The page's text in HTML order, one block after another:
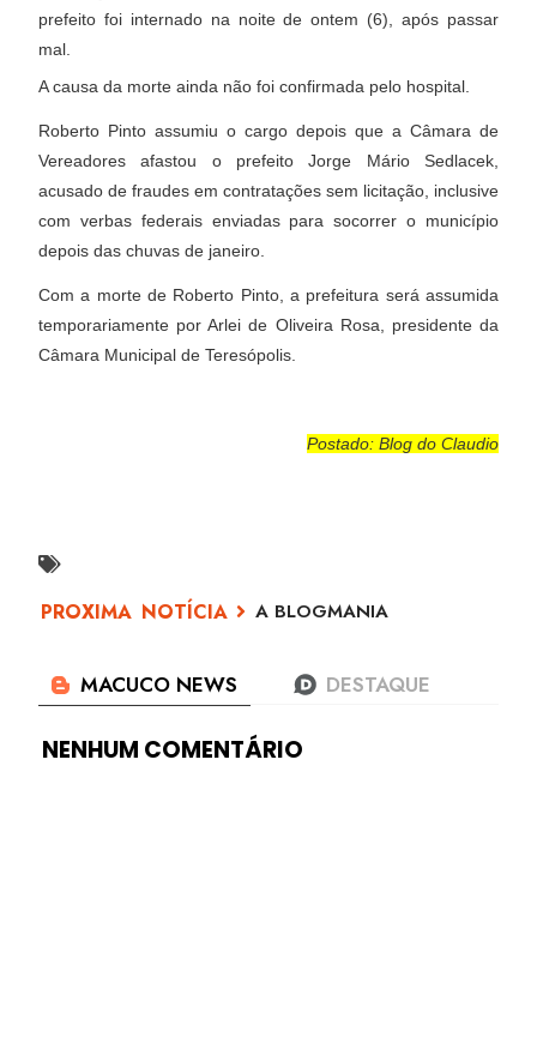
prefeito foi internado na noite de ontem (6), após passar
mal.
A causa da morte ainda não foi confirmada pelo hospital.
Roberto Pinto assumiu o cargo depois que a Câmara de
Vereadores afastou o prefeito Jorge Mário Sedlacek,
acusado de fraudes em contratações sem licitação, inclusive
com verbas federais enviadas para socorrer o município
depois das chuvas de janeiro.
Com a morte de Roberto Pinto, a prefeitura será assumida
temporariamente por Arlei de Oliveira Rosa, presidente da
Câmara Municipal de Teresópolis.
Postado: Blog do Claudio
A BLOGMANIA
NENHUM COMENTÁRIO